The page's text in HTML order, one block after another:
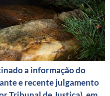
a informação do
e recente julgamento